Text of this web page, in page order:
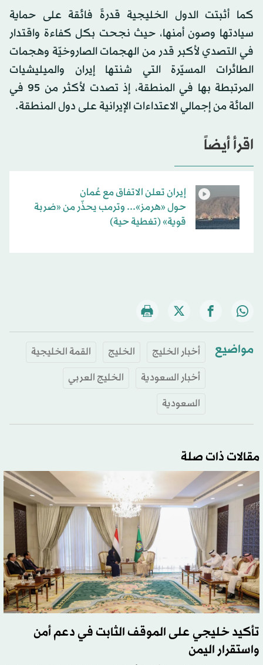
كما أثبتت الدول الخليجية قدرةً فائقة على حماية
سيادتها وصون أمنها، حيث نجحت بكل كفاءة واقتدار
في التصدي لأكبر قدر من الهجمات الصاروخيّة وهجمات
الطائرات المسيّرة التي شنتها إيران والميليشيات
المرتبطة بها في المنطقة، إذ تصدت لأكثر من 95 في
المائة من إجمالي الاعتداءات الإيرانية على دول المنطقة.
اقرأ أيضاً
إيران تعلن الاتفاق مع عُمان
حول «هرمز»... وترمب يحذّر من «ضربة
قوية» (تغطية حية)
مواضيع أخبار الخليج الخليج
القمة الخليجية
أخبار السعودية
الخليج العربي
السعودية
مقالات ذات صلة
تأكيد خليجي على الموقف الثابت في دعم أمن
واستقرار اليمن